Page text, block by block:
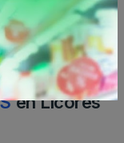
en Licores